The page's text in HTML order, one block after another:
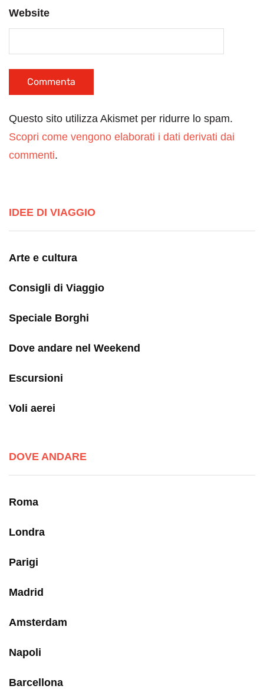
Website
Questo sito utilizza Akismet per ridurre lo spam.
Scopri come vengono elaborati i dati derivati dai
commenti.
IDEE DI VIAGGIO
Arte e cultura
Consigli di Viaggio
Speciale Borghi
Dove andare nel Weekend
Escursioni
Voli aerei
DOVE ANDARE
Roma
Londra
Parigi
Madrid
Amsterdam
Napoli
Barcellona